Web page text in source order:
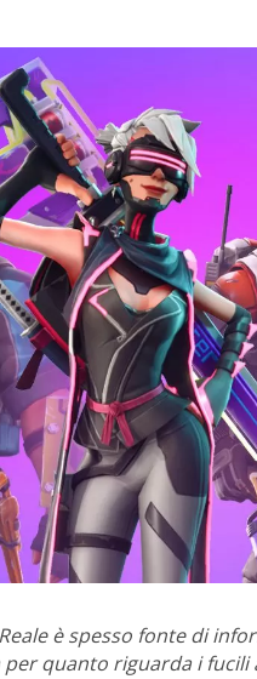
è spesso fonte di
quanto riguarda i fucili